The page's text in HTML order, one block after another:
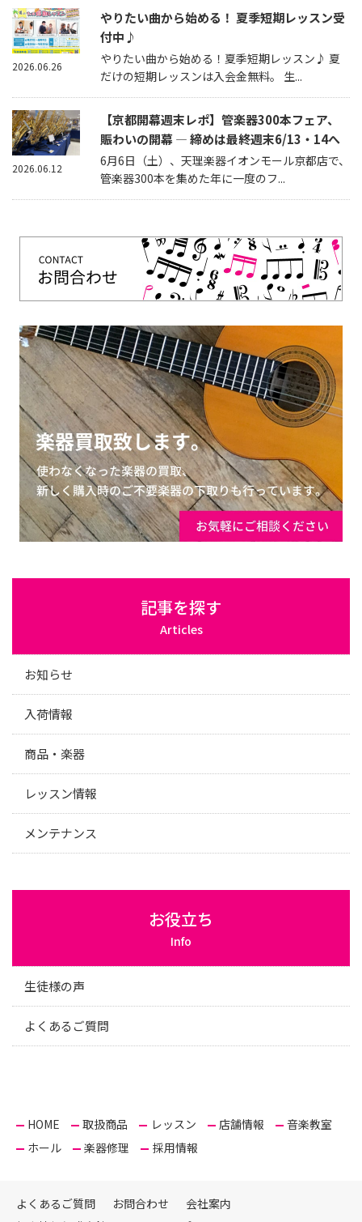
やりたい曲から始める！ 夏季短期レッスン受
付中♪
やりたい曲から始める！夏季短期レッスン♪ 夏
だけの短期レッスンは入会金無料。 生...
2026.06.26
【京都開幕週末レポ】管楽器300本フェア、
賑わいの開幕 — 締めは最終週末6/13・14へ
6月6日（土）、天理楽器イオンモール京都店で、
管楽器300本を集めた年に一度のフ...
2026.06.12
記事を探す
Articles
お知らせ
入荷情報
商品・楽器
レッスン情報
メンテナンス
お役立ち
Info
生徒様の声
よくあるご質問
HOME 取扱商品 レッスン 店舗情報
音楽教室
ホール
楽器修理 採用情報
よくあるご質問 お問合わせ
会社案内